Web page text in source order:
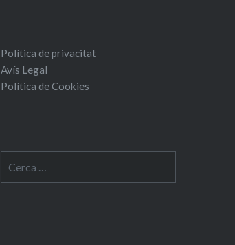
Política de privacitat
Avís Legal
Política de Cookies